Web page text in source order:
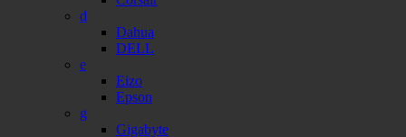
d
Dahua
DELL
e
Eizo
Epson
g
Gigabyte